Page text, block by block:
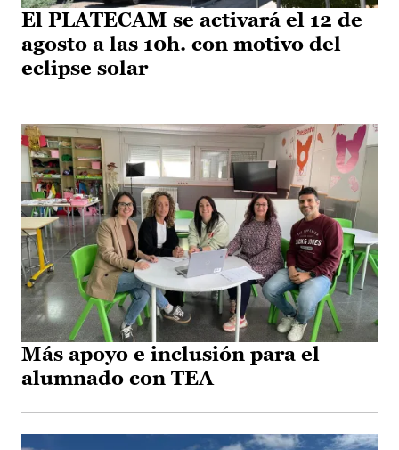
El PLATECAM se activará el 12 de
agosto a las 10h. con motivo del
eclipse solar
Más apoyo e inclusión para el
alumnado con TEA